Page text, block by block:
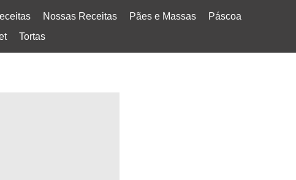
Nossas Receitas Pães e Massas
Páscoa
Tortas